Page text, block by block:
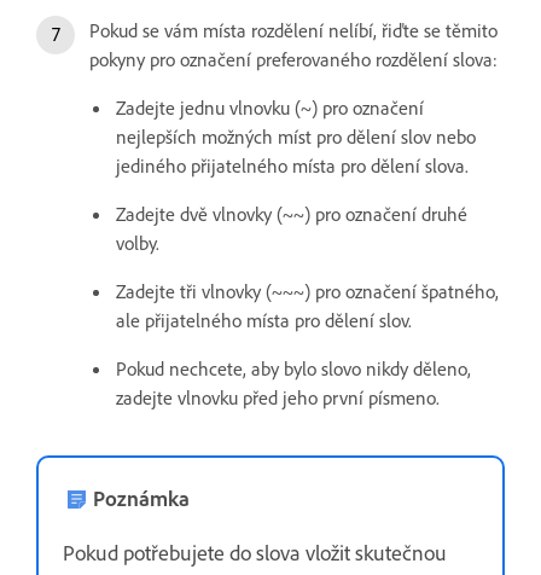
Pokud se vám místa rozdělení nelíbí, řiďte se těmito
pokyny pro označení preferovaného rozdělení slova:
Zadejte jednu vlnovku (~) pro označení
nejlepších možných míst pro dělení slov nebo
jediného přijatelného místa pro dělení slova.
Zadejte dvě vlnovky (~~) pro označení druhé
volby.
Zadejte tři vlnovky (~~~) pro označení špatného,
ale přijatelného místa pro dělení slov.
Pokud nechcete, aby bylo slovo nikdy děleno,
zadejte vlnovku před jeho první písmeno.
Poznámka
Pokud potřebujete do slova vložit skutečnou